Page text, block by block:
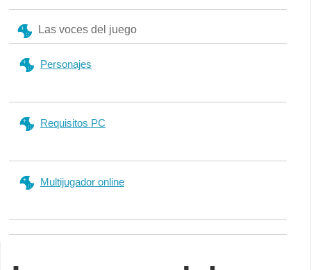
Las voces del juego
Personajes
Requisitos PC
Multijugador online